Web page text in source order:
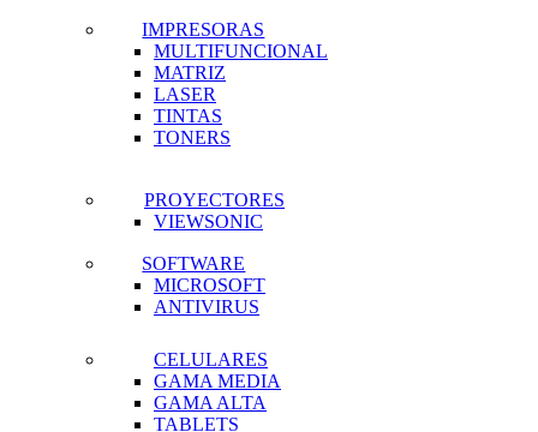
IMPRESORAS
MULTIFUNCIONAL
MATRIZ
LASER
TINTAS
TONERS
PROYECTORES
VIEWSONIC
SOFTWARE
MICROSOFT
ANTIVIRUS
CELULARES
GAMA MEDIA
GAMA ALTA
TABLETS